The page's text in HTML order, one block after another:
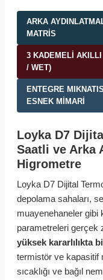
ARKA
MATRIS
3 KADEMELI AKILLI
/ WET)
ENTEGRE
ESNEK MIMARI
Loyka D7
Saatli ve Arka
Higrometre
Loyka D7 Dijital
depolama sahaları,
muayenehaneler gibi
parametreleri gerçek
yüksek kararlılıkta
termistör ve kapasitif
sıcaklığı ve bağıl